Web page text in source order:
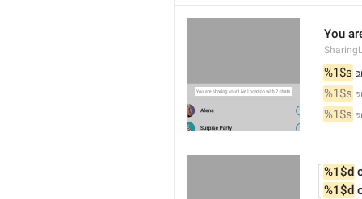
You
%1$s
%1$s
%1$s
%1$d
%1$d